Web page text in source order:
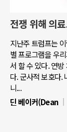
전쟁 위해 의
지난주 트럼프는
별 프로그램을 우
서 할 수 있다. 연
다. 군사적 보호다.
니...
딘 베이커(Dean